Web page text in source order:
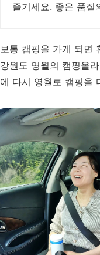
즐기세요. 좋은 품질
보통 캠핑을 가게 되면
강원도 영월의 캠핑올
에 다시 영월로 캠핑을